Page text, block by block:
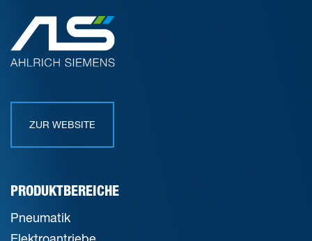
ZUR WEBSITE
PRODUKTBEREICHE
Pneumatik